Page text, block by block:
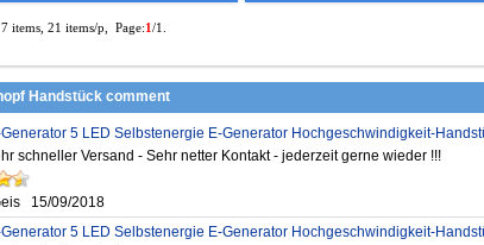
items, 21 items/p, Page:1/1.
Handstück comment
5 LED Selbstenergie E-Generator Hochgeschwindigkeit-
schneller Versand - Sehr netter Kontakt - jederzeit gerne wieder !!!
15/09/2018
5 LED Selbstenergie E-Generator Hochgeschwindigkeit-